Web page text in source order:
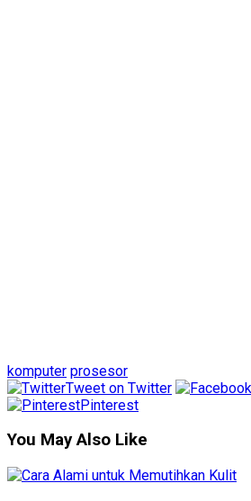
komputer prosesor
Tweet on Twitter
Pinterest
You May Also Like